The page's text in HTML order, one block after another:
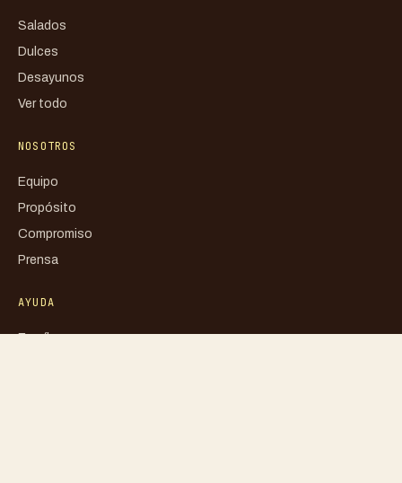
Salados
Dulces
Desayunos
Ver todo
NOSOTROS
Equipo
Propósito
Compromiso
Prensa
AYUDA
Escríbenos